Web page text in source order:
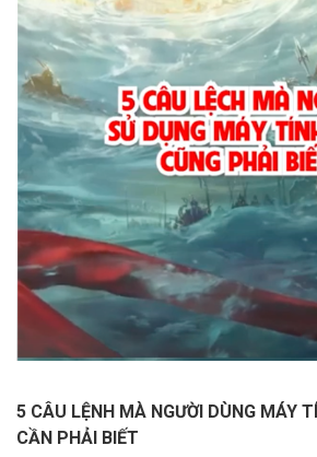
5 CÂU LỆNH MÀ NGƯỜI DÙNG MÁY
CẦN PHẢI BIẾT